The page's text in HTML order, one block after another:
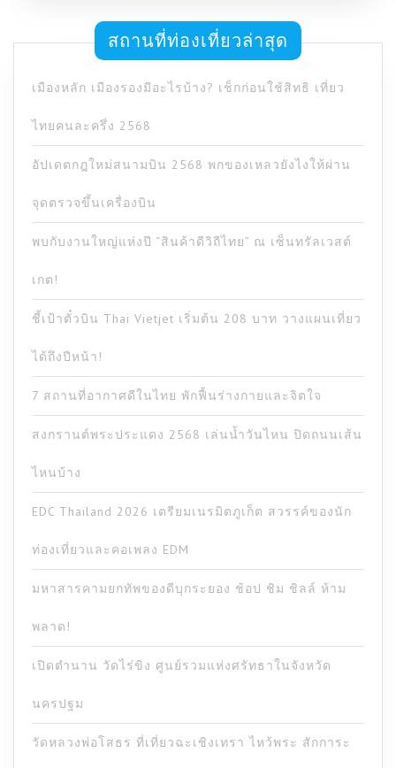
สถานที่ท่องเที่ยวล่าสุด
เมืองหลัก เมืองรองมีอะไรบ้าง? เช็กก่อนใช้สิทธิ เที่ยว
ไทยคนละครึ่ง 2568
อัปเดตกฎใหม่สนามบิน 2568 พกของเหลวยังไงให้ผ่าน
จุดตรวจขึ้นเครื่องบิน
พบกับงานใหญ่แห่งปี “สินค้าดีวิถีไทย” ณ เซ็นทรัลเวสต์
เกต!
ชี้เป้าตั๋วบิน Thai Vietjet เริ่มต้น 208 บาท วางแผนเที่ยว
ได้ถึงปีหน้า!
7 สถานที่อากาศดีในไทย พักฟื้นร่างกายและจิตใจ
สงกรานต์พระประแดง 2568 เล่นน้ำวันไหน ปิดถนนเส้น
ไหนบ้าง
EDC Thailand 2026 เตรียมเนรมิตภูเก็ต สวรรค์ของนัก
ท่องเที่ยวและคอเพลง EDM
มหาสารคามยกทัพของดีบุกระยอง ช้อป ชิม ชิลล์ ห้าม
พลาด!
เปิดตำนาน วัดไร่ขิง ศูนย์รวมแห่งศรัทธาในจังหวัด
นครปฐม
วัดหลวงพ่อโสธร ที่เที่ยวฉะเชิงเทรา ไหว้พระ สักการะ